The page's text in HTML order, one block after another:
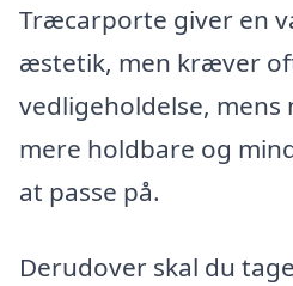
Træcarporte giver en
æstetik, men kræver
vedligeholdelse,
mere holdbare og
at passe på.
Derudover skal du